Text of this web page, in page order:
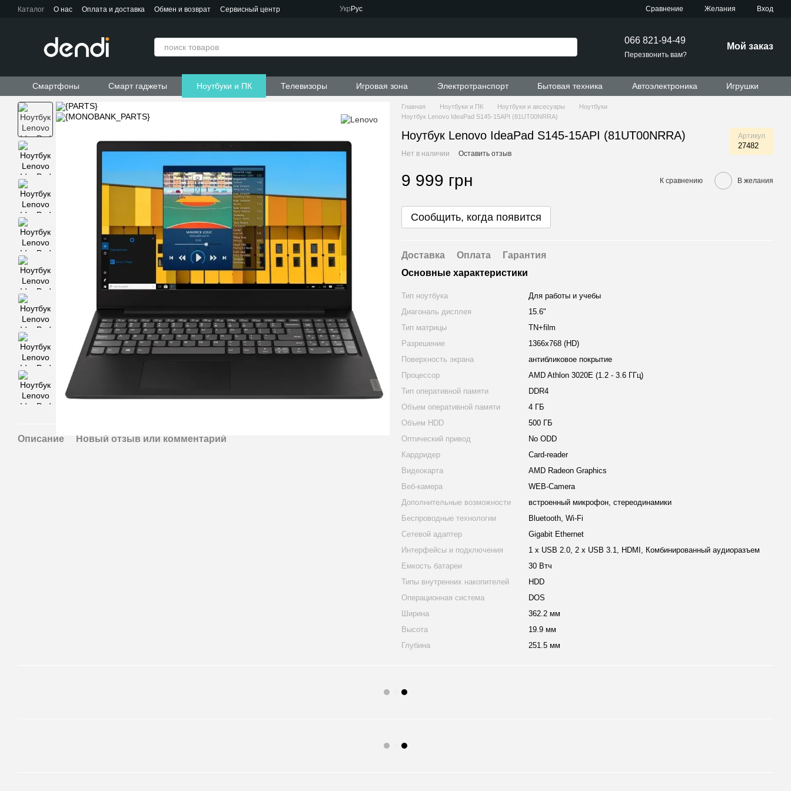
Перейти к основному контенту
Каталог О нас Оплата и доставка Обмен и возврат
Сервисный центр
Укр Рус Сравнение Желания Вход
066 821-94-49
Перезвонить вам?
Мой заказ
Смартфоны Смарт гаджеты Ноутбуки и ПК Телевизоры Игровая зона Электротранспорт Бытовая техника Автоэлектроника Игрушки
Описание Новый отзыв или комментарий
Главная Ноутбуки и ПК Ноутбуки и аксесуары
Ноутбуки
Ноутбук Lenovo IdeaPad S145-15API (81UT00NRRA)
Ноутбук Lenovo IdeaPad S145-15API (81UT00NRRA) Артикул
27482
Нет в наличии Оставить отзыв
9 999 грн К сравнению В желания
Сообщить, когда появится
Доставка Оплата
Гарантия
Основные характеристики
Тип ноутбука
Для работы и учебы
Диагональ дисплея
15.6"
Тип матрицы
TN+film
Разрешение
1366х768 (HD)
Поверхность экрана
антибликовое покрытие
Процессор
AMD Athlon 3020E (1.2 - 3.6 ГГц)
Тип оперативной памяти
DDR4
Объем оперативной памяти
4 ГБ
Объем HDD
500 ГБ
Оптический привод
No ODD
Кардридер
Card-reader
Видеокарта
AMD Radeon Graphics
Веб-камера
WEB-Camera
Дополнительные возможности
встроенный микрофон, стереодинамики
Беспроводные технологии
Bluetooth, Wi-Fi
Сетевой адаптер
Gigabit Ethernet
Интерфейсы и подключения
1 х USB 2.0, 2 х USB 3.1, HDMI, Комбинированный аудиоразъем
Емкость батареи
30 Втч
Типы внутренних накопителей
HDD
Операционная система
DOS
Ширина
362.2 мм
Высота
19.9 мм
Глубина
251.5 мм